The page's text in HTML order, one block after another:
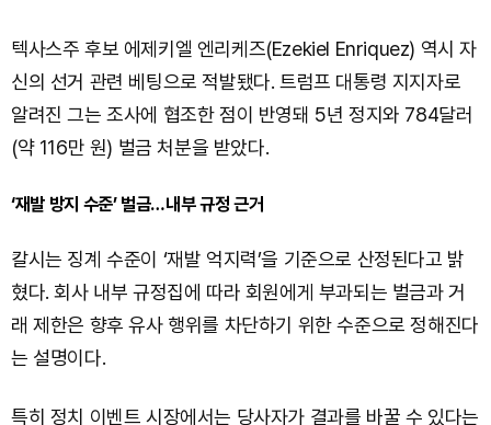
텍사스주 후보 에제키엘 엔리케즈(Ezekiel Enriquez) 역시 자
신의 선거 관련 베팅으로 적발됐다. 트럼프 대통령 지지자로
알려진 그는 조사에 협조한 점이 반영돼 5년 정지와 784달러
(약 116만 원) 벌금 처분을 받았다.
‘재발 방지 수준’ 벌금…내부 규정 근거
칼시는 징계 수준이 ‘재발 억지력’을 기준으로 산정된다고 밝
혔다. 회사 내부 규정집에 따라 회원에게 부과되는 벌금과 거
래 제한은 향후 유사 행위를 차단하기 위한 수준으로 정해진다
는 설명이다.
특히 정치 이벤트 시장에서는 당사자가 결과를 바꿀 수 있다는